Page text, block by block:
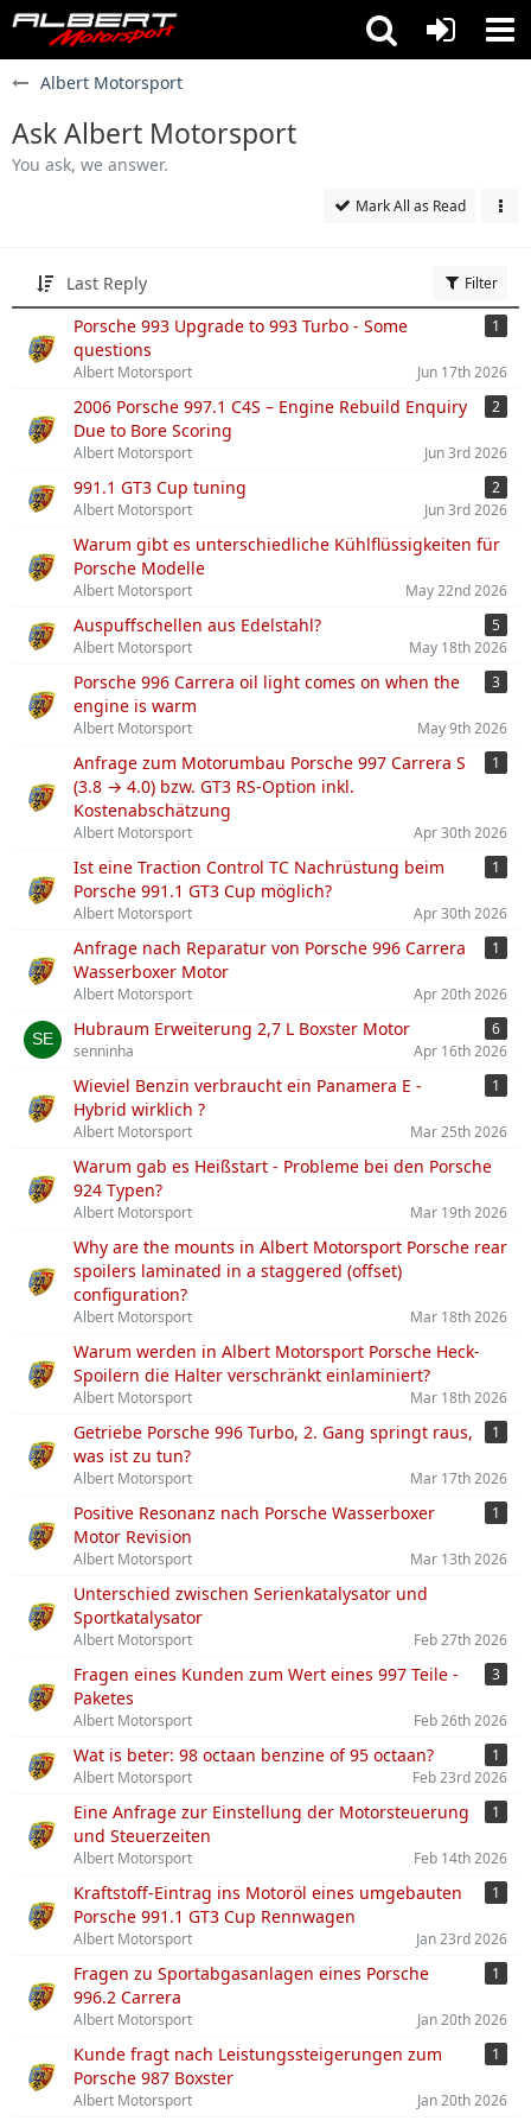
Albert Motorsport
Ask Albert Motorsport
You ask, we answer.
Mark All as Read
Last Reply Filter
Porsche 993 Upgrade to 993 Turbo - Some
questions
1
Albert Motorsport Jun 17th 2026
2006 Porsche 997.1 C4S – Engine Rebuild Enquiry
Due to Bore Scoring
2
Albert Motorsport Jun 3rd 2026
991.1 GT3 Cup tuning
2
Albert Motorsport
Jun 3rd 2026
Warum gibt es unterschiedliche Kühlflüssigkeiten für
Porsche Modelle
Albert Motorsport May 22nd 2026
Auspuffschellen aus Edelstahl?
5
Albert Motorsport
May 18th 2026
Porsche 996 Carrera oil light comes on when the
engine is warm
3
Albert Motorsport May 9th 2026
Anfrage zum Motorumbau Porsche 997 Carrera S
(3.8 → 4.0) bzw. GT3 RS-Option inkl.
Kostenabschätzung
1
Albert Motorsport Apr 30th 2026
Ist eine Traction Control TC Nachrüstung beim
Porsche 991.1 GT3 Cup möglich?
1
Albert Motorsport Apr 30th 2026
Anfrage nach Reparatur von Porsche 996 Carrera
Wasserboxer Motor
1
Albert Motorsport Apr 20th 2026
Hubraum Erweiterung 2,7 L Boxster Motor
6
senninha
Apr 16th 2026
Wieviel Benzin verbraucht ein Panamera E -
Hybrid wirklich ?
1
Albert Motorsport Mar 25th 2026
Warum gab es Heißstart - Probleme bei den Porsche
924 Typen?
Albert Motorsport Mar 19th 2026
Why are the mounts in Albert Motorsport Porsche rear
spoilers laminated in a staggered (offset)
configuration?
Albert Motorsport Mar 18th 2026
Warum werden in Albert Motorsport Porsche Heck-
Spoilern die Halter verschränkt einlaminiert?
Albert Motorsport Mar 18th 2026
Getriebe Porsche 996 Turbo, 2. Gang springt raus,
was ist zu tun?
1
Albert Motorsport Mar 17th 2026
Positive Resonanz nach Porsche Wasserboxer
Motor Revision
1
Albert Motorsport Mar 13th 2026
Unterschied zwischen Serienkatalysator und
Sportkatalysator
Albert Motorsport Feb 27th 2026
Fragen eines Kunden zum Wert eines 997 Teile -
Paketes
3
Albert Motorsport Feb 26th 2026
Wat is beter: 98 octaan benzine of 95 octaan?
1
Albert Motorsport
Feb 23rd 2026
Eine Anfrage zur Einstellung der Motorsteuerung
und Steuerzeiten
1
Albert Motorsport Feb 14th 2026
Kraftstoff-Eintrag ins Motoröl eines umgebauten
Porsche 991.1 GT3 Cup Rennwagen
1
Albert Motorsport Jan 23rd 2026
Fragen zu Sportabgasanlagen eines Porsche
996.2 Carrera
1
Albert Motorsport Jan 20th 2026
Kunde fragt nach Leistungssteigerungen zum
Porsche 987 Boxster
1
Albert Motorsport Jan 20th 2026